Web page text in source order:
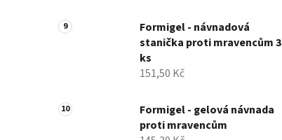
Formigel - návnadová
stanička proti mravencům 3
ks
151,50 Kč
Formigel - gelová návnada
proti mravencům